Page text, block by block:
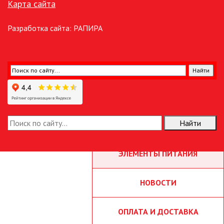
СВЕТОРЕГУЛЯТОРЫ
УСТРОЙСТВО ЗАРЯДНОЕ USB
(РОЗЕТКА USB)
ЭЛЕМЕНТЫ ПИТАНИЯ
НОВОСТИ
ОПЛАТА И ДОСТАВКА
Карта сайта
Разработка сайта: РАПИРА
Найти